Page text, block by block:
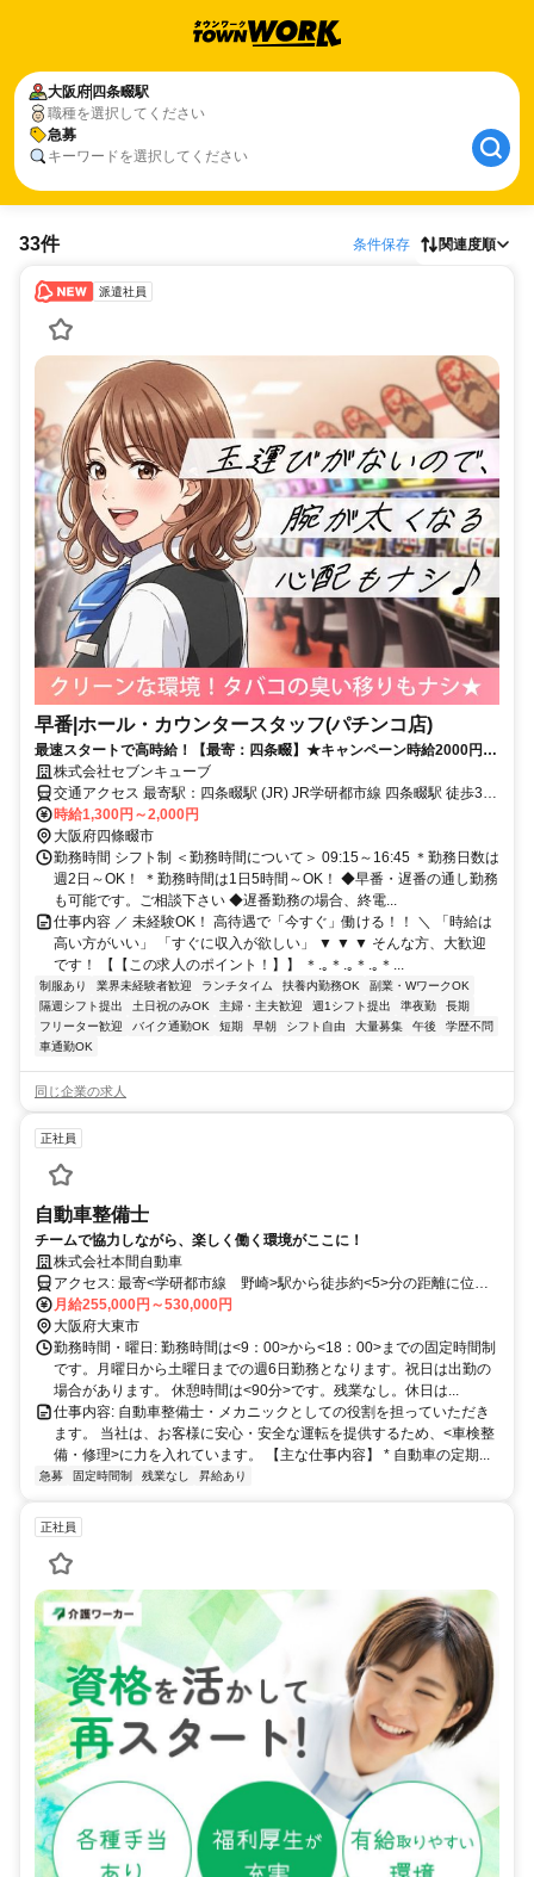
大阪府 四条畷駅
職種を選択してください
急募
キーワードを選択してください
33件 条件保存 関連度順
派遣社員
早番|ホール・カウンタースタッフ(パチンコ店)
最速スタートで高時給！【最寄：四条畷】★キャンペーン時給2000円★
週2日～＆短時間も可能！しっかり稼げる◎月収30万円以上可能！
株式会社セブンキューブ
交通アクセス 最寄駅：四条畷駅 (JR) JR学研都市線 四条畷駅 徒歩3分
(栄通り商店街内)
時給1,300円～2,000円
大阪府四條畷市
勤務時間 シフト制 ＜勤務時間について＞ 09:15～16:45 ＊勤務日数は
週2日～OK！ ＊勤務時間は1日5時間～OK！ ◆早番・遅番の通し勤務
も可能です。ご相談下さい ◆遅番勤務の場合、終電...
仕事内容 ／ 未経験OK！ 高待遇で「今すぐ」働ける！！ ＼ 「時給は
高い方がいい」 「すぐに収入が欲しい」 ▼ ▼ ▼ そんな方、大歓迎
です！ 【【この求人のポイント！】】 ＊.｡＊.｡＊.｡＊...
制服あり 業界未経験者歓迎 ランチタイム 扶養内勤務OK
副業・WワークOK
隔週シフト提出
土日祝のみOK 主婦・主夫歓迎 週1シフト提出 準夜勤
長期
フリーター歓迎
バイク通勤OK 短期 早朝 シフト自由 大量募集 午後
学歴不問
車通勤OK
同じ企業の求人
正社員
自動車整備士
チームで協力しながら、楽しく働く環境がここに！
株式会社本間自動車
アクセス: 最寄<学研都市線 野崎>駅から徒歩約<5>分の距離に位置
しています。また、<自転車・バイク>通勤可。勤務地へのアクセスが
良好で、通勤に便利な環境です。
月給255,000円～530,000円
大阪府大東市
勤務時間・曜日: 勤務時間は<9：00>から<18：00>までの固定時間制
です。月曜日から土曜日までの週6日勤務となります。祝日は出勤の
場合があります。 休憩時間は<90分>です。残業なし。休日は...
仕事内容: 自動車整備士・メカニックとしての役割を担っていただき
ます。 当社は、お客様に安心・安全な運転を提供するため、<車検整
備・修理>に力を入れています。 【主な仕事内容】 * 自動車の定期...
急募 固定時間制 残業なし 昇給あり
正社員